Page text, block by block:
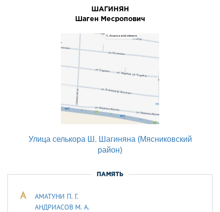
ШАГИНЯН
Шаген Месропович
Улица селькора Ш. Шагиняна (Мясниковский
район)
ПАМЯТЬ
А
АМАТУНИ П. Г.
АНДРИАСОВ М. А.